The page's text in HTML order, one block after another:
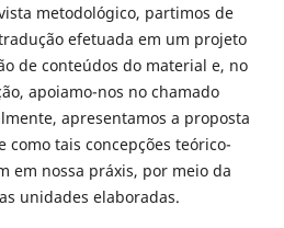
metodológico, partimos de
efetuada em um projeto
de conteúdos do material e, no
apoiamo-nos no chamado
apresentamos a proposta
como tais concepções teórico-
em nossa práxis, por meio da
unidades elaboradas.